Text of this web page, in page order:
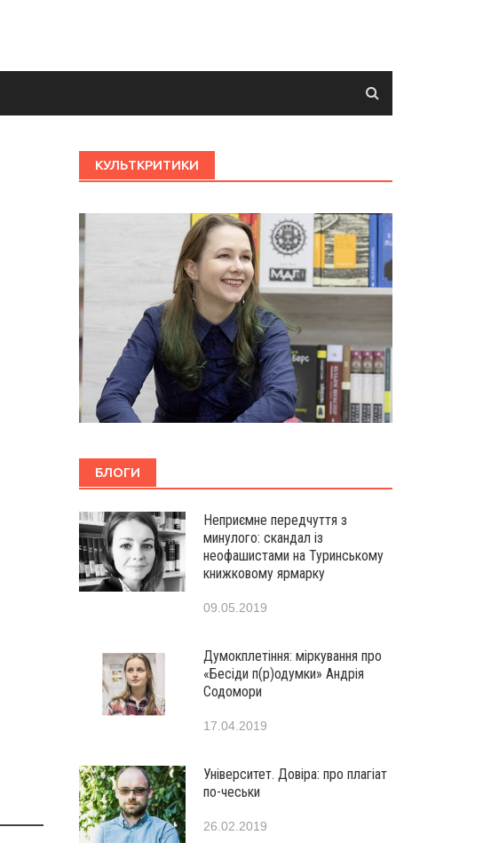
КУЛЬТКРИТИКИ
БЛОГИ
Неприємне передчуття з
минулого: скандал із
неофашистами на Туринському
книжковому ярмарку
09.05.2019
Думокплетіння: міркування про
«Бесіди п(р)одумки» Андрія
Содомори
17.04.2019
Університет. Довіра: про плагіат
по-чеськи
26.02.2019